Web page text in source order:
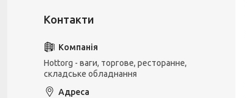
Hottorg - ваги, торгове, ресторанне,
складське обладнання